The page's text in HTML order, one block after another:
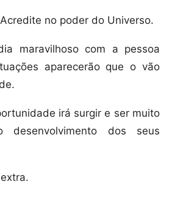
Acredite no poder do Universo.
maravilhoso com a pessoa
aparecerão que o vão
irá surgir e ser muito
desenvolvimento dos seus